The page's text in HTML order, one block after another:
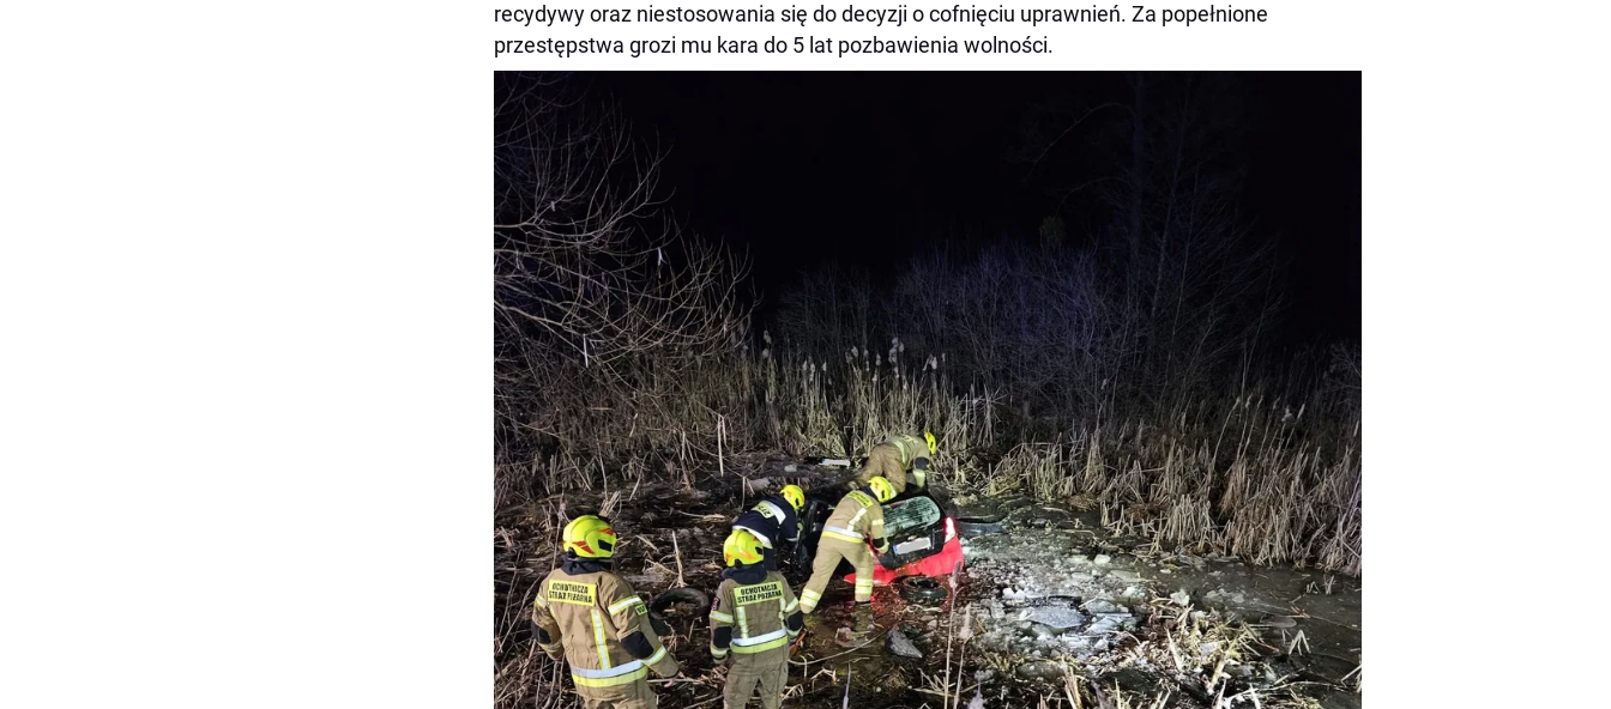
recydywy oraz niestosowania się do decyzji o cofnięciu uprawnień. Za popełnione
przestępstwa grozi mu kara do 5 lat pozbawienia wolności.